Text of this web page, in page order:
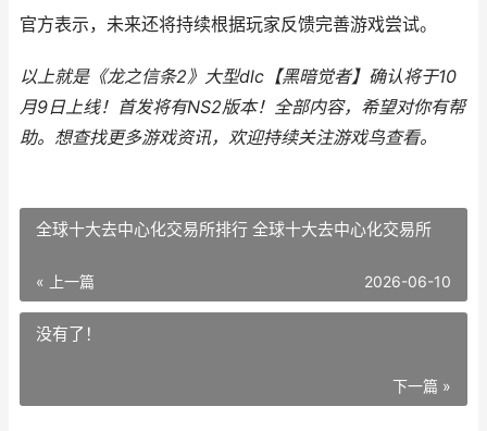
官方表示，未来还将持续根据玩家反馈完善游戏尝试。
以上就是《龙之信条2》大型dlc【黑暗觉者】确认将于10
月9日上线！首发将有NS2版本！全部内容，希望对你有帮
助。 想查找更多游戏资讯，欢迎持续关注游戏鸟查看。
全球十大去中心化交易所排行 全球十大去中心化交易所
« 上一篇 2026-06-10
没有了！
下一篇 »